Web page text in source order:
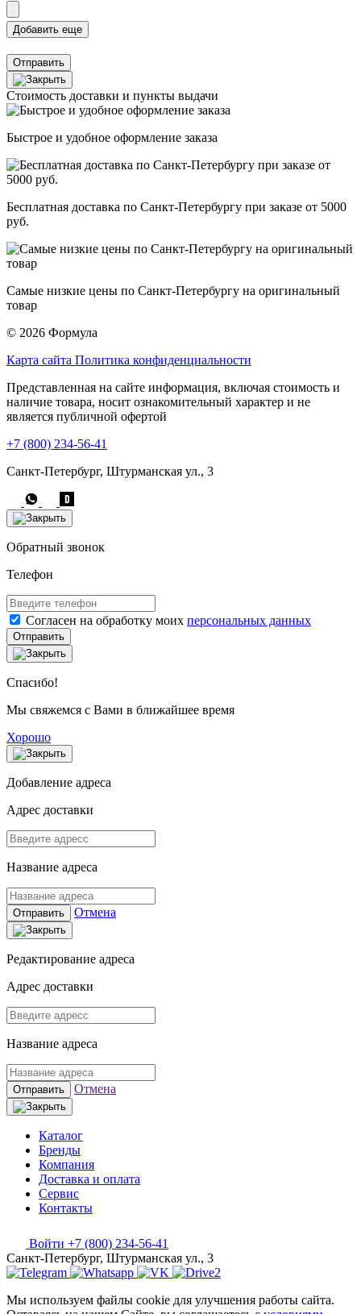
Отправить
Стоимость доставки и пункты выдачи
Быстрое и удобное оформление заказа
Бесплатная доставка по Санкт-Петербургу при заказе от 5000
руб.
Самые низкие цены по Санкт-Петербургу на оригинальный
товар
© 2026 Формула
Карта сайта Политика конфиденциальности
Представленная на сайте информация, включая стоимость и
наличие товара, носит ознакомительный характер и не
является публичной офертой
+7 (800) 234-56-41
Санкт-Петербург, Штурманская ул., 3
Обратный звонок
Телефон
Согласен на обработку моих персональных данных
Отправить
Спасибо!
Мы свяжемся с Вами в ближайшее время
Хорошо
Добавление адреса
Адрес доставки
Название адреса
Отправить Отмена
Редактирование адреса
Адрес доставки
Название адреса
Отправить Отмена
Каталог
Бренды
Компания
Доставка и оплата
Сервис
Контакты
Войти +7 (800) 234-56-41
Санкт-Петербург, Штурманская ул., 3
Мы используем файлы cookie для улучшения работы сайта.